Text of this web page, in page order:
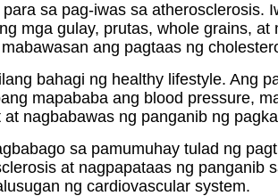
sa pag-iwas sa
mga gulay, prutas, whole grains,
ang pagtaas ng
bahagi ng healthy lifestyle. Ang
mapababa ang blood pressure,
nagbabawas ng panganib ng
sa pamumuhay tulad ng
at nagpapataas ng panganib
ng cardiovascular system.